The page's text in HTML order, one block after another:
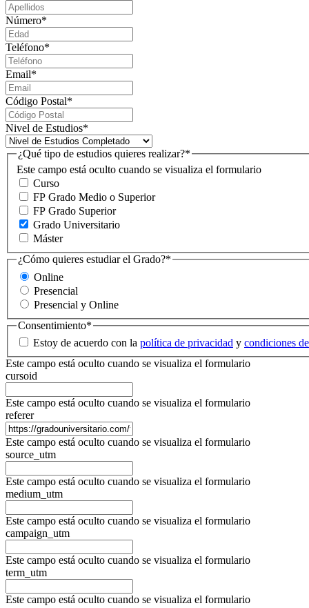
Número*
Teléfono*
Email*
Código Postal*
Nivel de Estudios*
Este campo está oculto cuando se visualiza el formulario
¿Qué tipo de estudios quieres realizar?*
Curso
FP Grado Medio o Superior
FP Grado Superior
Grado Universitario
Máster
¿Cómo quieres estudiar el Grado?*
Online
Presencial
Presencial y Online
Consentimiento*
Estoy de acuerdo con la política de privacidad y condiciones
Este campo está oculto cuando se visualiza el formulario
cursoid
Este campo está oculto cuando se visualiza el formulario
referer
Este campo está oculto cuando se visualiza el formulario
source_utm
Este campo está oculto cuando se visualiza el formulario
medium_utm
Este campo está oculto cuando se visualiza el formulario
campaign_utm
Este campo está oculto cuando se visualiza el formulario
term_utm
Este campo está oculto cuando se visualiza el formulario